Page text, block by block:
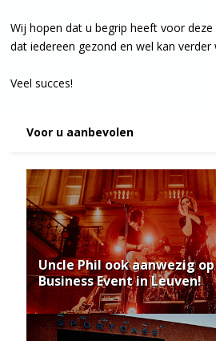
Wij hopen dat u begrip heeft voor
dat iedereen gezond en wel kan verder
Veel succes!
Voor u aanbevolen
Uncle Phil ook aanwezig
Business Event in Leuven!